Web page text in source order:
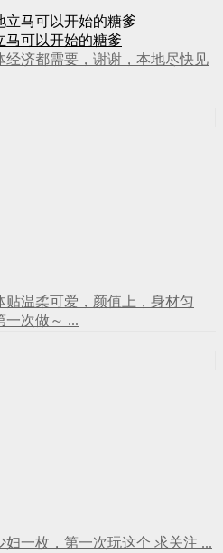
马可以开始的糖爹
经济都需要，谢谢，本地尽快见
贴温柔可爱，颜值上，身材匀
一次做～ ...
妇一枚，第一次玩这个 求关注 ...